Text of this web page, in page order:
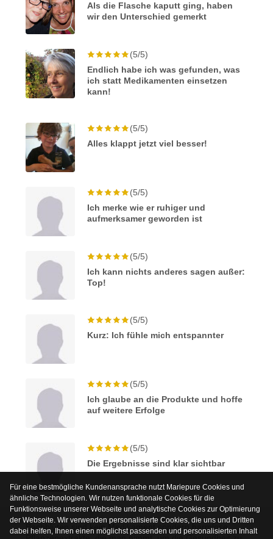
Als die Flasche kaputt ging, haben
wir den Unterschied gemerkt
(5/5)
Endlich habe ich was gefunden, was
ich statt Medikamenten einsetzen
kann!
(5/5)
Alles klappt jetzt viel besser!
(5/5)
Ich merke wie er ruhiger und
aufmerksamer geworden ist
(5/5)
Ich kann nichts anderes sagen außer:
Top!
(5/5)
Kurz: Ich fühle mich entspannter
(5/5)
Ich glaube an die Produkte und hoffe
auf weitere Erfolge
(5/5)
Die Ergebnisse sind klar sichtbar
Für eine bestmögliche Kundenansprache nutzt Mariepure Cookies und
ähnliche Technologien. Wir nutzen funktionale Cookies für die
Funktionsweise unserer Webseite und analytische Cookies zur Optimierung
der Webseite. Wir verwenden personalisierte Cookies, die uns und Dritten
dabei helfen, Ihnen einen möglichst passenden und personalisierten Inhalt
Bachblüten sind kein Medikament sondern harmlose